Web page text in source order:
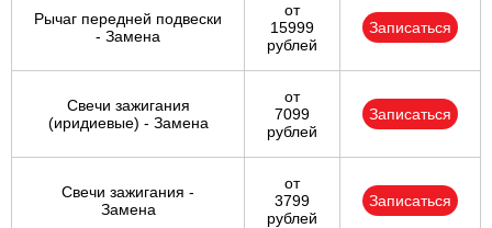
Рычаг передней подвески
- Замена
от
15999
рублей
Записаться
Свечи зажигания
(иридиевые) - Замена
от
7099
рублей
Записаться
Свечи зажигания -
Замена
от
3799
рублей
Записаться